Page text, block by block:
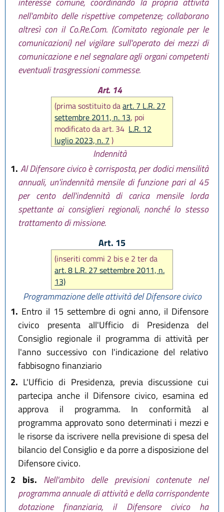
nell'ambito delle rispettive competenze; collaborano
altresì con il Co.Re.Com. (Comitato regionale per le
comunicazioni) nel vigilare sull'operato dei mezzi di
comunicazione e nel segnalare agli organi competenti
eventuali trasgressioni commesse.
Art. 14
(prima sostituito daart. 7 L.R. 27
settembre 2011, n. 13, poi
modificato da art. 34 L.R. 12
luglio 2023, n. 7 )
Indennità
1. Al Difensore civico è corrisposta, per dodici mensilità
annuali, un'indennità mensile di funzione pari al 45
per cento dell'indennità di carica mensile lorda
spettante ai consiglieri regionali, nonché lo stesso
trattamento di missione.
Art. 15
(inseriti commi 2 bis e 2 ter da
art. 8 L.R. 27 settembre 2011, n.
13)
Programmazione delle attività del Difensore civico
1. Entro il 15 settembre di ogni anno, il Difensore
civico presenta all'Ufficio di Presidenza del
Consiglio regionale il programma di attività per
l'anno successivo con l'indicazione del relativo
fabbisogno finanziario
2. L'Ufficio di Presidenza, previa discussione cui
partecipa anche il Difensore civico, esamina ed
approva il programma. In conformità al
programma approvato sono determinati i mezzi e
le risorse da iscrivere nella previsione di spesa del
bilancio del Consiglio e da porre a disposizione del
Difensore civico.
2 bis. Nell'ambito delle previsioni contenute nel
programma annuale di attività e della corrispondente
dotazione finanziaria, il Difensore civico ha